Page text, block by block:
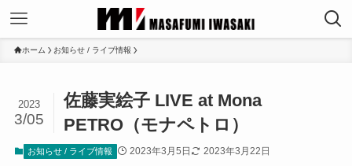
ホーム お知らせ / ライブ情報
佐藤実絵子 LIVE at Mona
PETRO（モナペトロ）
2023
3/05
お知らせ / ライブ情報 2023年3月5日 2023年3月22日